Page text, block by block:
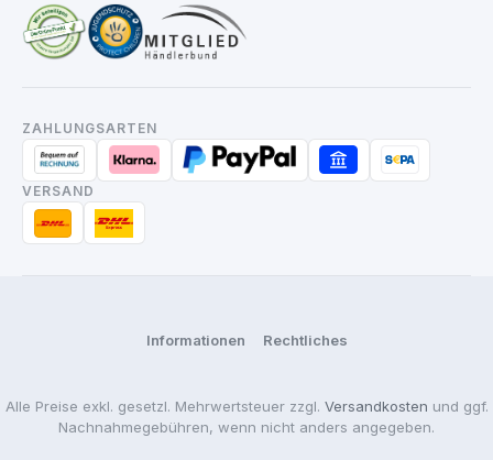
ZAHLUNGSARTEN
VERSAND
Informationen Rechtliches
Alle Preise exkl. gesetzl. Mehrwertsteuer zzgl. Versandkosten und ggf.
Nachnahmegebühren, wenn nicht anders angegeben.